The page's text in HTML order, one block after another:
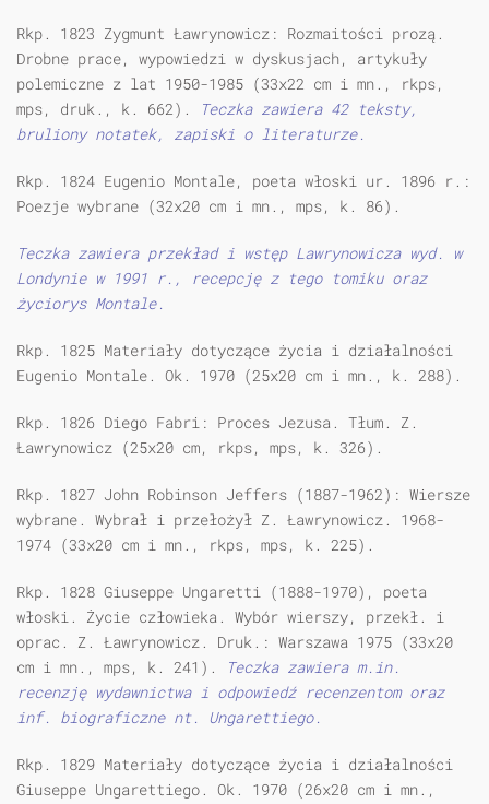
Rkp. 1823 Zygmunt Ławrynowicz: Rozmaitości prozą.
Drobne prace, wypowiedzi w dyskusjach, artykuły
polemiczne z lat 1950-1985 (33x22 cm i mn., rkps,
mps, druk., k. 662).
Teczka zawiera 42 teksty,
bruliony notatek, zapiski o literaturze.
Rkp. 1824 Eugenio Montale, poeta włoski ur. 1896 r.:
Poezje wybrane (32x20 cm i mn., mps, k. 86).
Teczka zawiera przekład i wstęp Lawrynowicza wyd. w
Londynie w 1991 r., recepcję z tego tomiku oraz
życiorys Montale.
Rkp. 1825 Materiały dotyczące życia i działalności
Eugenio Montale. Ok. 1970 (25x20 cm i mn., k. 288).
Rkp. 1826 Diego Fabri: Proces Jezusa. Tłum. Z.
Ławrynowicz (25x20 cm, rkps, mps, k. 326).
Rkp. 1827 John Robinson Jeffers (1887-1962): Wiersze
wybrane. Wybrał i przełożył Z. Ławrynowicz. 1968-
1974 (33x20 cm i mn., rkps, mps, k. 225).
Rkp. 1828 Giuseppe Ungaretti (1888-1970), poeta
włoski. Życie człowieka. Wybór wierszy, przekł. i
oprac. Z. Ławrynowicz. Druk.: Warszawa 1975 (33x20
cm i mn., mps, k. 241).
Teczka zawiera m.in.
recenzję wydawnictwa i odpowiedź recenzentom oraz
inf. biograficzne nt. Ungarettiego.
Rkp. 1829 Materiały dotyczące życia i działalności
Giuseppe Ungarettiego. Ok. 1970 (26x20 cm i mn.,